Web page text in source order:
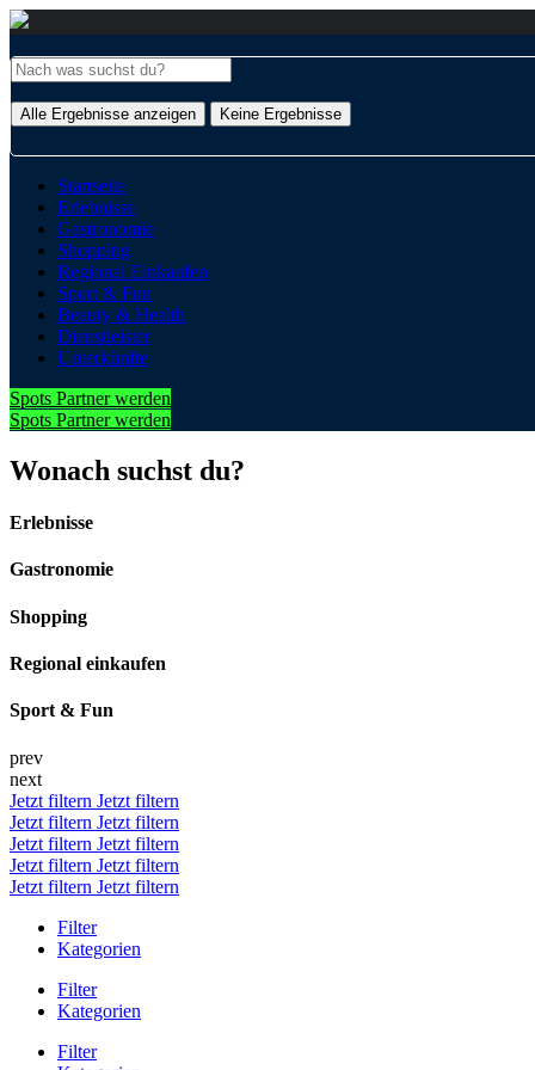
Alle Ergebnisse anzeigen Keine Ergebnisse
Startseite
Erlebnisse
Gastronomie
Shopping
Regional Einkaufen
Sport & Fun
Beauty & Health
Dienstleister
Unterkünfte
Spots Partner werden
Spots Partner werden
Wonach suchst du?
Erlebnisse
Gastronomie
Shopping
Regional einkaufen
Sport & Fun
prev
next
Jetzt filtern Jetzt filtern
Jetzt filtern Jetzt filtern
Jetzt filtern Jetzt filtern
Jetzt filtern Jetzt filtern
Jetzt filtern Jetzt filtern
Filter
Kategorien
Filter
Kategorien
Filter